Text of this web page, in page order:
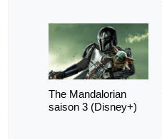
The Mandalorian
saison 3 (Disney+)